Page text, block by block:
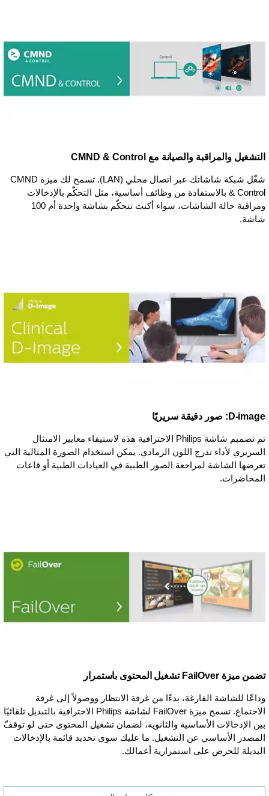
التشغيل والمراقبة والصيانة مع CMND & Control
شغّل شبكة شاشاتك عبر اتصال محلي (LAN). تسمح لك ميزة CMND
& Control بالاستفادة من وظائف أساسية، مثل التحكّم بالإدخالات
ومراقبة حالة الشاشات، سواء أكنت تتحكّم بشاشة واحدة أم 100
شاشة.
D-image: صور دقيقة سريريًا
تم تصميم شاشة Philips الاحترافية هذه لاستيفاء معايير الامتثال
السريري لأداء تدرج اللون الرمادي. يمكن استخدام الصورة المثالية التي
تعرضها الشاشة لمراجعة الصور الطبية في العيادات الطبية أو قاعات
المحاضرات.
تضمن ميزة FailOver تشغيل المحتوى باستمرار
وداعًا للشاشة الفارغة، بدءًا من غرفة الانتظار ووصولاً إلى غرفة
الاجتماع. تسمح ميزة FailOver لشاشة Philips الاحترافية بالتبديل تلقائيًا
بين الإدخالات الأساسية والثانوية، لضمان تشغيل المحتوى حتى لو توقفّ
المصدر الأساسي عن التشغيل. ما عليك سوى تحديد قائمة بالإدخالات
البديلة للحرص على استمرارية أعمالك.